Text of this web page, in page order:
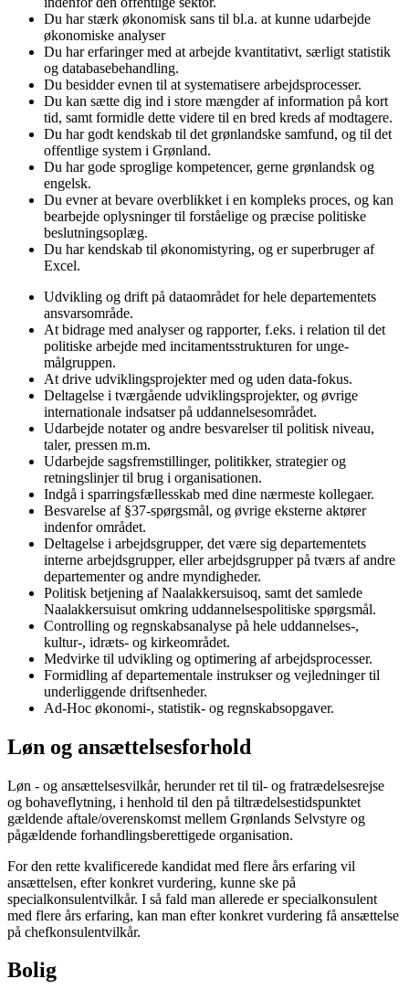
Du har stærk økonomisk sans til bl.a. at kunne udarbejde
økonomiske analyser
Du har erfaringer med at arbejde kvantitativt, særligt statistik
og databasebehandling.
Du besidder evnen til at systematisere arbejdsprocesser.
Du kan sætte dig ind i store mængder af information på kort
tid, samt formidle dette videre til en bred kreds af modtagere.
Du har godt kendskab til det grønlandske samfund, og til det
offentlige system i Grønland.
Du har gode sproglige kompetencer, gerne grønlandsk og
engelsk.
Du evner at bevare overblikket i en kompleks proces, og kan
bearbejde oplysninger til forståelige og præcise politiske
beslutningsoplæg.
Du har kendskab til økonomistyring, og er superbruger af
Excel.
Udvikling og drift på dataområdet for hele departementets
ansvarsområde.
At bidrage med analyser og rapporter, f.eks. i relation til det
politiske arbejde med incitamentsstrukturen for unge-
målgruppen.
At drive udviklingsprojekter med og uden data-fokus.
Deltagelse i tværgående udviklingsprojekter, og øvrige
internationale indsatser på uddannelsesområdet.
Udarbejde notater og andre besvarelser til politisk niveau,
taler, pressen m.m.
Udarbejde sagsfremstillinger, politikker, strategier og
retningslinjer til brug i organisationen.
Indgå i sparringsfællesskab med dine nærmeste kollegaer.
Besvarelse af §37-spørgsmål, og øvrige eksterne aktører
indenfor området.
Deltagelse i arbejdsgrupper, det være sig departementets
interne arbejdsgrupper, eller arbejdsgrupper på tværs af andre
departementer og andre myndigheder.
Politisk betjening af Naalakkersuisoq, samt det samlede
Naalakkersuisut omkring uddannelsespolitiske spørgsmål.
Controlling og regnskabsanalyse på hele uddannelses-,
kultur-, idræts- og kirkeområdet.
Medvirke til udvikling og optimering af arbejdsprocesser.
Formidling af departementale instrukser og vejledninger til
underliggende driftsenheder.
Ad-Hoc økonomi-, statistik- og regnskabsopgaver.
Løn og ansættelsesforhold
Løn - og ansættelsesvilkår, herunder ret til til- og fratrædelsesrejse
og bohaveflytning, i henhold til den på tiltrædelsestidspunktet
gældende aftale/overenskomst mellem Grønlands Selvstyre og
pågældende forhandlingsberettigede organisation.
For den rette kvalificerede kandidat med flere års erfaring vil
ansættelsen, efter konkret vurdering, kunne ske på
specialkonsulentvilkår. I så fald man allerede er specialkonsulent
med flere års erfaring, kan man efter konkret vurdering få ansættelse
på chefkonsulentvilkår.
Bolig